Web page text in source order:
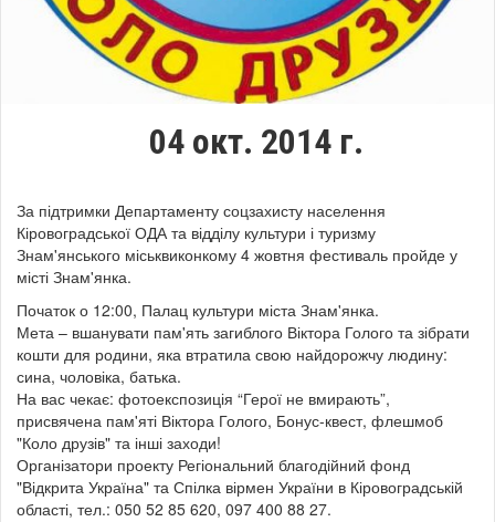
04 окт. 2014 г.
За підтримки Департаменту соцзахисту населення
Кіровоградської ОДА та відділу культури і туризму
Знам'янського міськвиконкому 4 жовтня фестиваль пройде у
місті Знам'янка.
Початок о 12:00, Палац культури міста Знам'янка.
Мета – вшанувати пам'ять загиблого Віктора Голого та зібрати
кошти для родини, яка втратила свою найдорожчу людину:
сина, чоловіка, батька.
На вас чекає: фотоекспозиція “Герої не вмирають”,
присвячена пам'яті Віктора Голого, Бонус-квест, флешмоб
"Коло друзів" та інші заходи!
Організатори проекту Регіональний благодійний фонд
"Відкрита Україна" та Спілка вірмен України в Кіровоградській
області, тел.: 050 52 85 620, 097 400 88 27.